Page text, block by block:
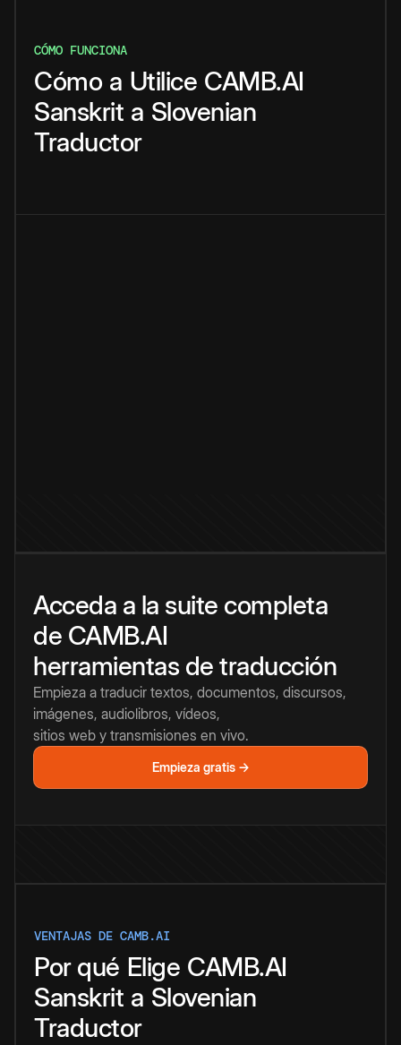
CÓMO FUNCIONA
Cómo a Utilice CAMB.AI
Sanskrit a Slovenian
Traductor
Acceda a la suite completa
de CAMB.AI
herramientas de traducción
Empieza a traducir textos, documentos, discursos,
imágenes, audiolibros, vídeos,
sitios web y transmisiones en vivo.
Empieza gratis →
VENTAJAS DE CAMB.AI
Por qué Elige CAMB.AI
Sanskrit a Slovenian
Traductor